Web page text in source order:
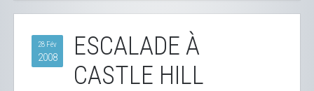
28 Fév
2008
ESCALADE À
CASTLE HILL